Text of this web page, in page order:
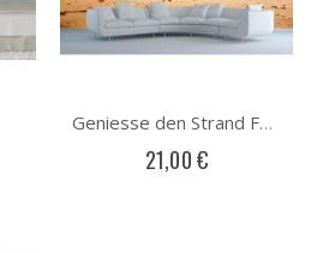
Geniesse den Strand Fototapete
21,00 €